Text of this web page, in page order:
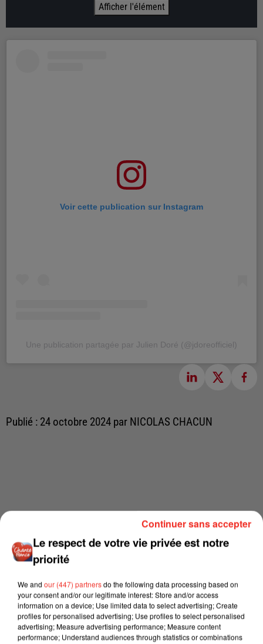
Afficher l'élément
Voir cette publication sur Instagram
Une publication partagée par Julien Doré (@jdoreofficiel)
Publié : 24 octobre 2024 par NICOLAS CHACUN
Le respect de votre vie privée est notre
priorité
We and our (447) partnersdo the following data processing based on
your consent and/or our legitimate interest: Store and/or access
information on a device; Use limited data to select advertising; Create
profiles for personalised advertising; Use profiles to select personalised
advertising; Measure advertising performance; Measure content
performance; Understand audiences through statistics or combinations
Continuer sans accepter